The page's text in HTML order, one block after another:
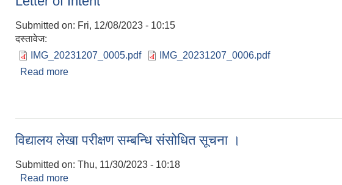
Submitted on: Fri, 12/08/2023 - 10:15
दस्तावेज:
IMG_20231207_0005.pdf
IMG_20231207_0006.pdf
Read more
विद्यालय लेखा परीक्षण सम्बन्धि संसोधित सूचना ।
Submitted on: Thu, 11/30/2023 - 10:18
Read more